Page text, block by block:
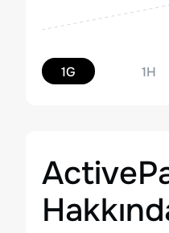
1G 1H